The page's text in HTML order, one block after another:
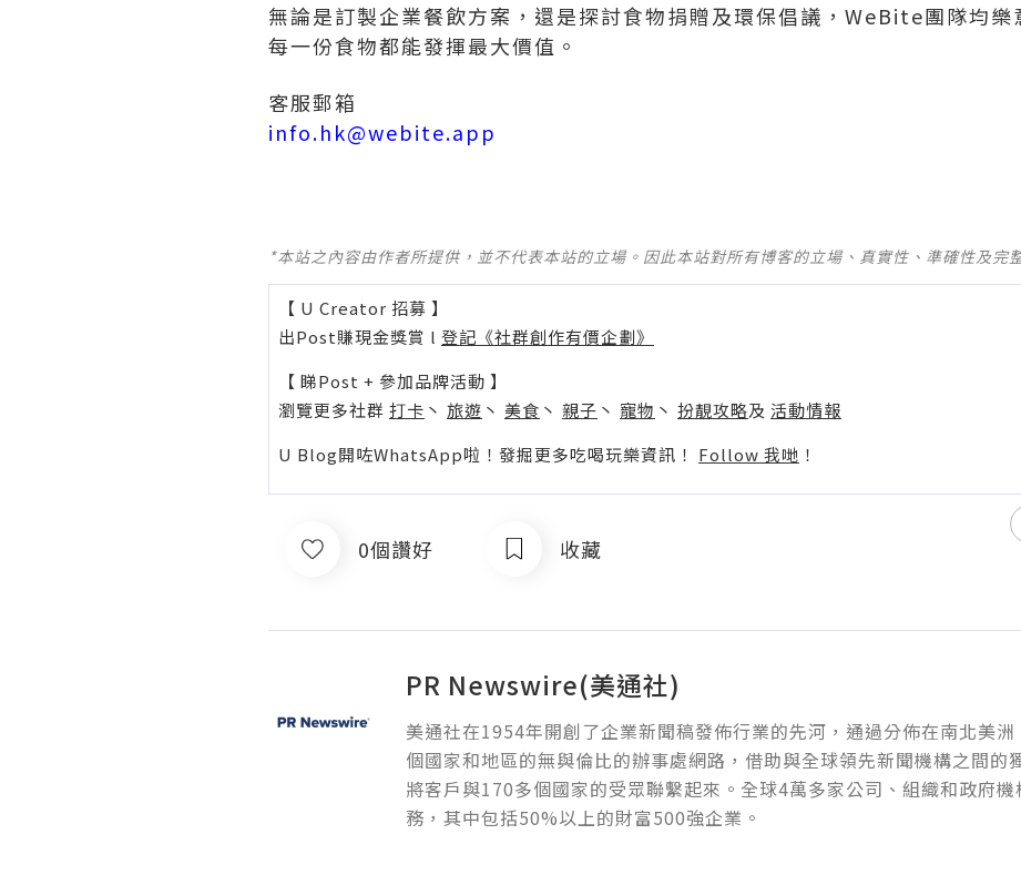
無論是訂製企業餐飲方案，還是探討食物捐贈及環保倡議，WeBite團隊均樂
每一份食物都能發揮最大價值。
客服郵箱
info.hk@webite.app
*本站之內容由作者所提供，並不代表本站的立場。因此本站對所有博客的立場、真實性、準確性及完
【 U Creator 招募 】
出Post賺現金獎賞 l 登記《社群創作有價企劃》
【 睇Post + 參加品牌活動 】
瀏覽更多社群 打卡 丶 旅遊 丶 美食 丶 親子 丶 寵物 丶 扮靚攻略及 活動情報
U Blog開咗WhatsApp啦！發掘更多吃喝玩樂資訊！ Follow 我哋 ！
0個讚好 收藏
PR Newswire(美通社)
美通社在1954年開創了企業新聞稿發佈行業的先河，通過分佈在南北美
個國家和地區的無與倫比的辦事處網路，借助與全球領先新聞機構之間的
將客戶與170多個國家的受眾聯繫起來。全球4萬多家公司、組織和政府
務，其中包括50%以上的財富500強企業。